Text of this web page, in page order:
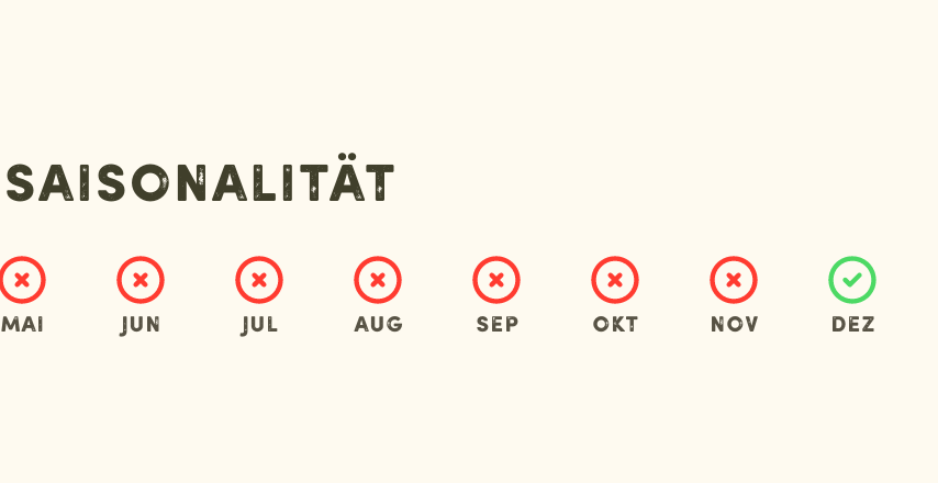
Saisonalität
Mai Jun Jul Aug Sep Okt Nov Dez